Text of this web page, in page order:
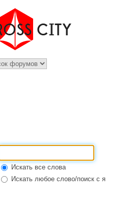
Искать все слова
Искать любое слово/поиск с языком